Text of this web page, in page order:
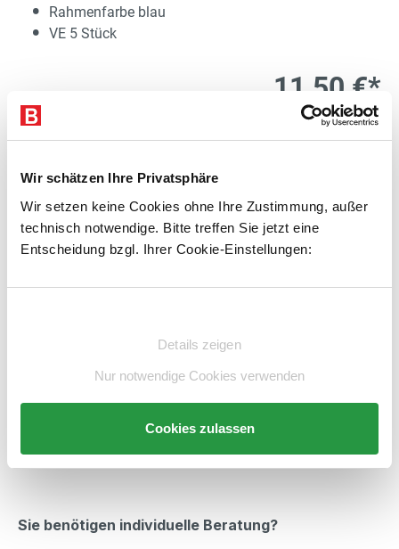
Wir schätzen Ihre Privatsphäre
Wir setzen keine Cookies ohne Ihre Zustimmung, außer
technisch notwendige. Bitte treffen Sie jetzt eine
Entscheidung bzgl. Ihrer Cookie-Einstellungen:
Details zeigen
Nur notwendige Cookies verwenden
Cookies zulassen
Rahmenfarbe blau
VE 5 Stück
11,50 €*
exkl. 2,19 € MwSt.
13,69 € inkl. MwSt.
Produkt Anzahl: Gib den gewünschten
PK In den Warenkorb
Artikelnummer:E853353-BS merken
Sie benötigen individuelle Beratung?